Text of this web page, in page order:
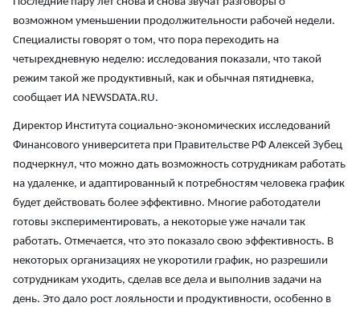
возможном уменьшении продолжительности рабочей недели.
Специалисты говорят о том, что пора переходить на
четырехдневную неделю: исследования показали, что такой
режим такой же продуктивный, как и обычная пятидневка,
сообщает ИА NEWSDATA.RU.
Директор Института социально-экономических исследований
Финансового университета при Правительстве РФ Алексей Зубец
подчеркнул, что можно дать возможность сотрудникам работать
на удаленке, и адаптированный к потребностям человека график
будет действовать более эффективно. Многие работодатели
готовы экспериментировать, а некоторые уже начали так
работать. Отмечается, что это показало свою эффективность. В
некоторых организациях не укоротили график, но разрешили
сотрудникам уходить, сделав все дела и выполнив задачи на
день. Это дало рост лояльности и продуктивности, особенно в